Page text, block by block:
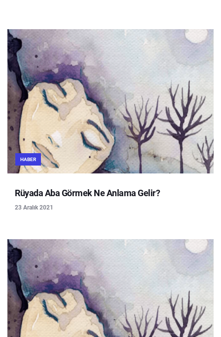
HABER
Rüyada Aba Görmek Ne Anlama Gelir?
23 Aralık 2021